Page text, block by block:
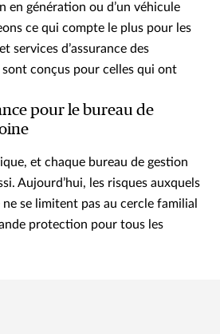
en génération ou d’un véhicule
ce qui compte le plus pour les
services d’assurance des
conçus pour celles qui ont
pour le bureau de
et chaque bureau de gestion
Aujourd’hui, les risques auxquels
se limitent pas au cercle familial
protection pour tous les